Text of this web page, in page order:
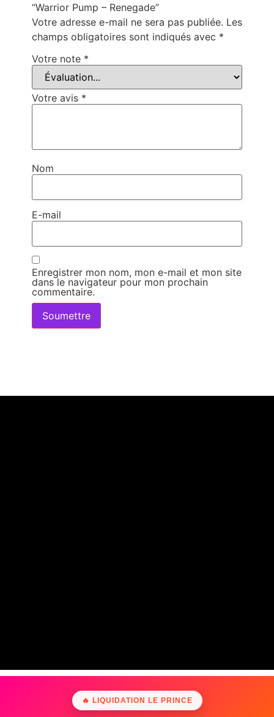
“Warrior Pump – Renegade”
Votre adresse e-mail ne sera pas publiée. Les
champs obligatoires sont indiqués avec *
Votre note *
Votre avis *
Nom
E-mail
Enregistrer mon nom, mon e-mail et mon site
dans le navigateur pour mon prochain
commentaire.
🔥 LIQUIDATION LE PRINCE